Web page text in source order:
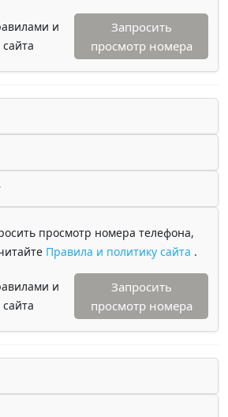
и
Запросить
просмотр номера
просмотр номера телефона,
Правила и политику сайта .
и
Запросить
просмотр номера